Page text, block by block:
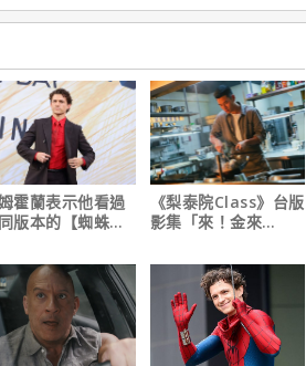
霍蘭表示他看過
版本的【蜘蛛
完全不行！
《梨泰院Class》台版
影集「來！金來
上線